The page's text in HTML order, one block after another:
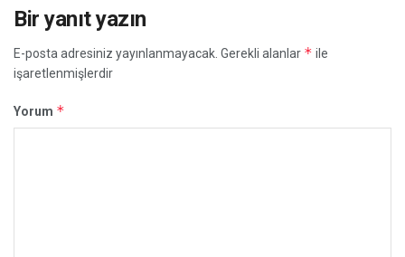
Bir yanıt yazın
E-posta adresiniz yayınlanmayacak. Gerekli alanlar * ile
işaretlenmişlerdir
Yorum *